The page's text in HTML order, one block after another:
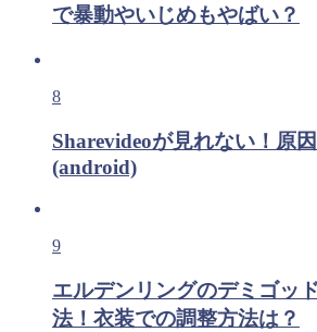
で暴動やいじめもやばい？
8
Sharevideoが見れない！原
(android)
9
エルデンリングのデミゴッ
法！衣装での調整方法は？